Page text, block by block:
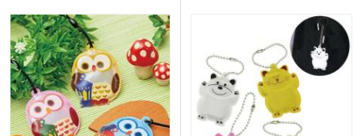
ンのノベルティに最適です。実用性の高
いオリジナル安全グッズで、安心を届け
ませんか？
動画提供 : SELECTIONS
3封筒での郵送も可能です。
電池交換ができませんが、電池が切れた
後でもリフレクターとして利用できま
す。